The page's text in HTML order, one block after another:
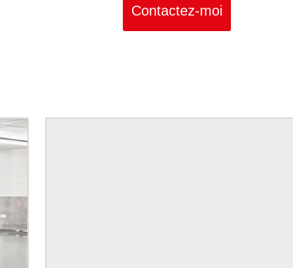
Contactez-moi